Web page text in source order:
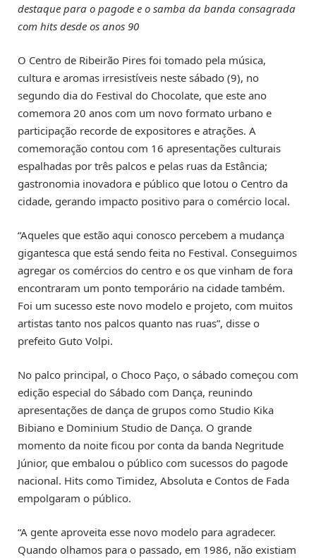
destaque para o pagode e o samba da banda consagrada
com hits desde os anos 90
O Centro de Ribeirão Pires foi tomado pela música,
cultura e aromas irresistíveis neste sábado (9), no
segundo dia do Festival do Chocolate, que este ano
comemora 20 anos com um novo formato urbano e
participação recorde de expositores e atrações. A
comemoração contou com 16 apresentações culturais
espalhadas por três palcos e pelas ruas da Estância;
gastronomia inovadora e público que lotou o Centro da
cidade, gerando impacto positivo para o comércio local.
“Aqueles que estão aqui conosco percebem a mudança
gigantesca que está sendo feita no Festival. Conseguimos
agregar os comércios do centro e os que vinham de fora
encontraram um ponto temporário na cidade também.
Foi um sucesso este novo modelo e projeto, com muitos
artistas tanto nos palcos quanto nas ruas”, disse o
prefeito Guto Volpi.
No palco principal, o Choco Paço, o sábado começou com
edição especial do Sábado com Dança, reunindo
apresentações de dança de grupos como Studio Kika
Bibiano e Dominium Studio de Dança. O grande
momento da noite ficou por conta da banda Negritude
Júnior, que embalou o público com sucessos do pagode
nacional. Hits como Timidez, Absoluta e Contos de Fada
empolgaram o público.
“A gente aproveita esse novo modelo para agradecer.
Quando olhamos para o passado, em 1986, não existiam